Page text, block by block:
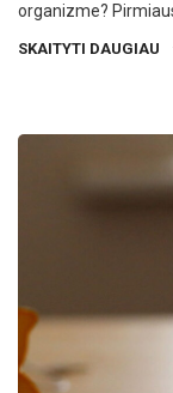
organizme?
SKAITYTI DAUGIAU